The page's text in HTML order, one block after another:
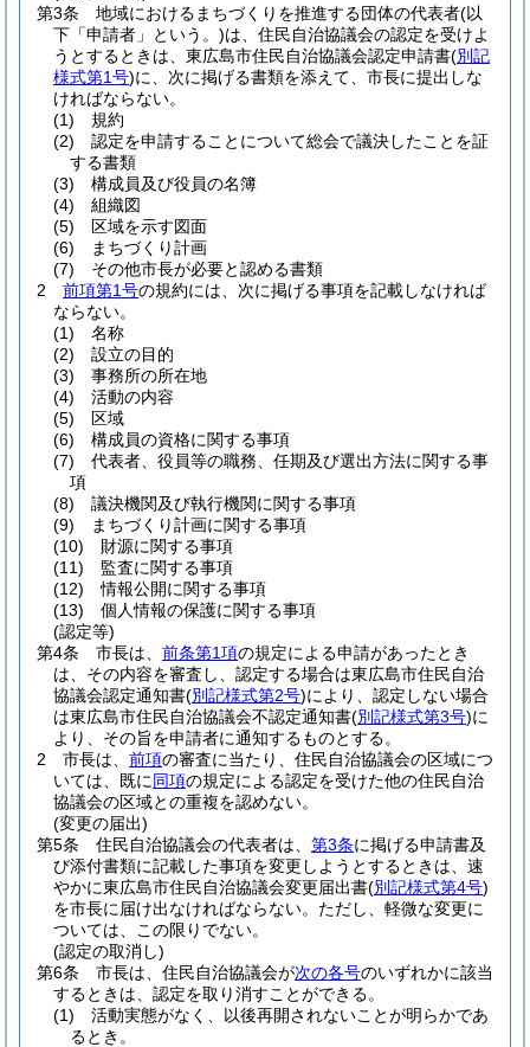
第3条
地域におけるまちづくりを推進する団体の代表者(以
下「申請者」という。)は、住民自治協議会の認定を受けよ
うとするときは、東広島市住民自治協議会認定申請書(別記
様式第1号)に、次に掲げる書類を添えて、市長に提出しな
ければならない。
(1)
規約
(2)
認定を申請することについて総会で議決したことを証
する書類
(3)
構成員及び役員の名簿
(4)
組織図
(5)
区域を示す図面
(6)
まちづくり計画
(7)
その他市長が必要と認める書類
2
前項第1号の規約には、次に掲げる事項を記載しなければ
ならない。
(1)
名称
(2)
設立の目的
(3)
事務所の所在地
(4)
活動の内容
(5)
区域
(6)
構成員の資格に関する事項
(7)
代表者、役員等の職務、任期及び選出方法に関する事
項
(8)
議決機関及び執行機関に関する事項
(9)
まちづくり計画に関する事項
(10)
財源に関する事項
(11)
監査に関する事項
(12)
情報公開に関する事項
(13)
個人情報の保護に関する事項
(認定等)
第4条
市長は、 前条第1項の規定による申請があったとき
は、その内容を審査し、認定する場合は東広島市住民自治
協議会認定通知書(別記様式第2号)により、認定しない場合
は東広島市住民自治協議会不認定通知書(別記様式第3号)に
より、その旨を申請者に通知するものとする。
2
市長は、 前項の審査に当たり、住民自治協議会の区域につ
いては、既に同項の規定による認定を受けた他の住民自治
協議会の区域との重複を認めない。
(変更の届出)
第5条
住民自治協議会の代表者は、 第3条に掲げる申請書及
び添付書類に記載した事項を変更しようとするときは、速
やかに東広島市住民自治協議会変更届出書(別記様式第4号)
を市長に届け出なければならない。 ただし、軽微な変更に
ついては、この限りでない。
(認定の取消し)
第6条
市長は、住民自治協議会が次の各号のいずれかに該当
するときは、認定を取り消すことができる。
(1)
活動実態がなく、以後再開されないことが明らかであ
るとき。